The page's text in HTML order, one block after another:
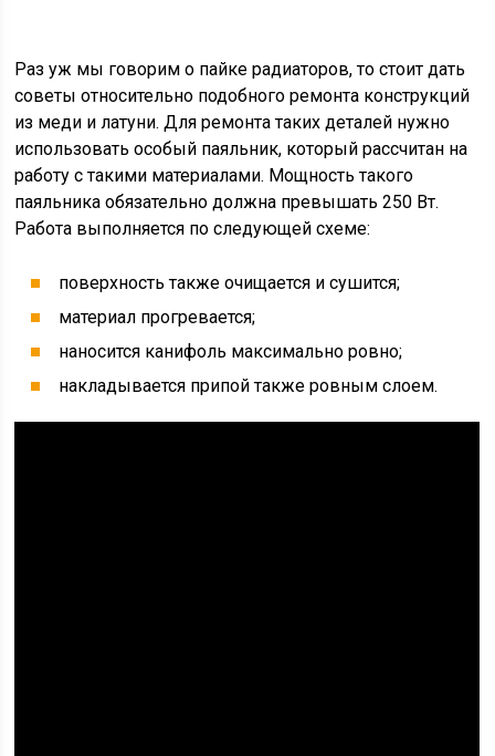
Раз уж мы говорим о пайке радиаторов, то стоит дать
советы относительно подобного ремонта конструкций
из меди и латуни. Для ремонта таких деталей нужно
использовать особый паяльник, который рассчитан на
работу с такими материалами. Мощность такого
паяльника обязательно должна превышать 250 Вт.
Работа выполняется по следующей схеме:
поверхность также очищается и сушится;
материал прогревается;
наносится канифоль максимально ровно;
накладывается припой также ровным слоем.